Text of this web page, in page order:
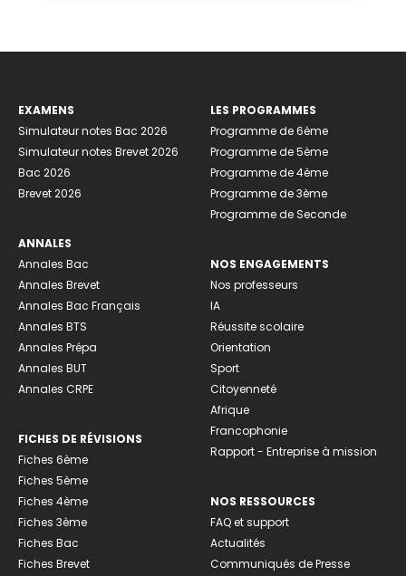
EXAMENS
Simulateur notes Bac 2026
Simulateur notes Brevet 2026
Bac 2026
Brevet 2026
ANNALES
Annales Bac
Annales Brevet
Annales Bac Français
Annales BTS
Annales Prépa
Annales BUT
Annales CRPE
FICHES DE RÉVISIONS
Fiches 6ème
Fiches 5ème
Fiches 4ème
Fiches 3ème
Fiches Bac
Fiches Brevet
LES PROGRAMMES
Programme de 6ème
Programme de 5ème
Programme de 4ème
Programme de 3ème
Programme de Seconde
NOS ENGAGEMENTS
Nos professeurs
IA
Réussite scolaire
Orientation
Sport
Citoyenneté
Afrique
Francophonie
Rapport - Entreprise à mission
NOS RESSOURCES
FAQ et support
Actualités
Communiqués de Presse